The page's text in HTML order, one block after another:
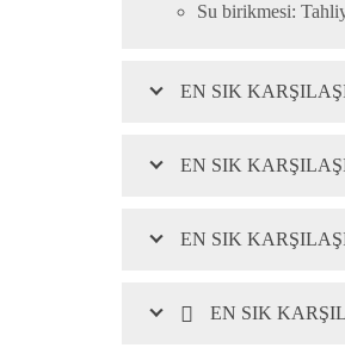
Su birikmesi:
EN SIK
EN SIK
EN SIK
EN SIK